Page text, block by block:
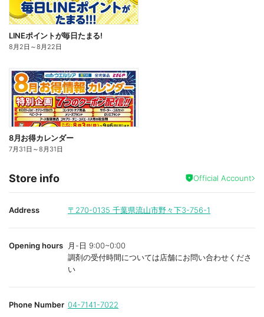
LINEポイントが毎日たまる!
8月2日 ～8月22日
8月お得カレンダー
7月31日 ～8月31日
Store info Official Account
Address 〒270-0135 千葉県流山市野々下3-756-1
Opening hours
月-日 9:00~0:00
調剤の受付時間については店舗にお問い合わせくださ
い
Phone Number 04-7141-7022